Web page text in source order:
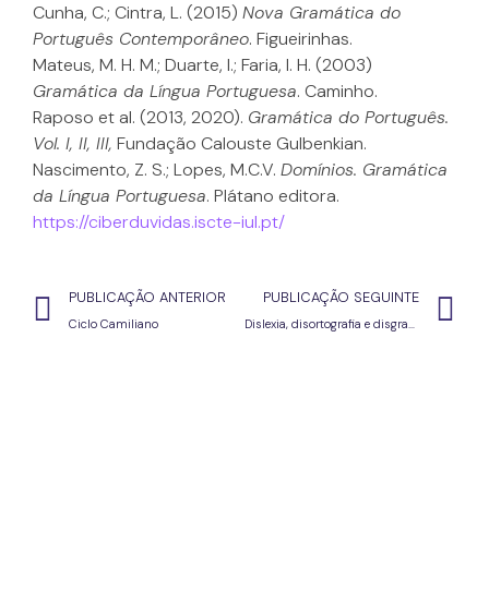
Cunha, C.; Cintra, L. (2015) Nova Gramática do
Português Contemporâneo. Figueirinhas.
Mateus, M. H. M.; Duarte, I.; Faria, I. H. (2003)
Gramática da Língua Portuguesa. Caminho.
Raposo et al. (2013, 2020). Gramática do Português.
Vol. I, II, III, Fundação Calouste Gulbenkian.
Nascimento, Z. S.; Lopes, M.C.V. Domínios. Gramática
da Língua Portuguesa. Plátano editora.
https://ciberduvidas.iscte-iul.pt/
PUBLICAÇÃO ANTERIOR
Ciclo Camiliano
PUBLICAÇÃO SEGUINTE